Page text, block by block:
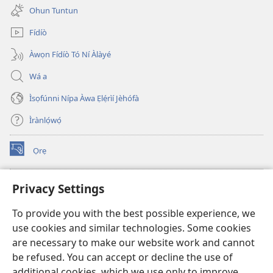
Privacy Settings
To provide you with the best possible experience, we
use cookies and similar technologies. Some cookies
are necessary to make our website work and cannot
be refused. You can accept or decline the use of
new
window)
Ohun Tuntun
Fídíò
Àwọn Fídíò Tó Ní Àlàyé
Wá a
Ìsọfúnni Nípa Àwa Ẹlẹ́rìí Jèhófà
Ìrànlọ́wọ́
Ọrẹ
(opens
new
ÀKÁ ÌWÉ ORÍ ÍŃTÁNẸ́Ẹ̀TÌ TI Watchtower™
(opens
window)JW Hub
(opens
new
window)JW Library
Watchtower Library ®